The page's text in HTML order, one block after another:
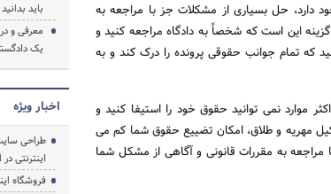
دارد، حل بسیاری از مشکلات جز با مراجعه به
این است که شخصاً به دادگاه مراجعه کنید و
که تمام جوانب حقوقی پرونده را درک کند و به
موارد نمی توانید حقوق خود را استیفا کنید و
مهریه و طلاق، امکان تضییع حقوق شما کم می
مراجعه به مقررات قانونی و آگاهی از مشکل شما
باید بدانید
معرفی و
یک
اخبار ویژه
طراحی
اینترنتی
فروشگاه